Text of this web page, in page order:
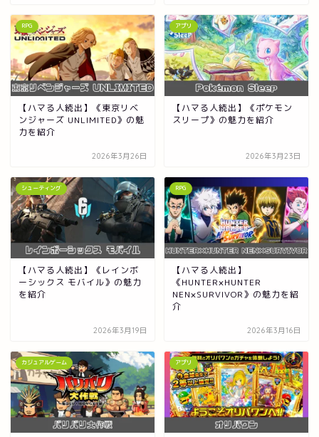
RPG
【ハマる人続出】《東京リベ
ンジャーズ UNLIMITED》の魅
力を紹介
2026年3月26日
アプリ
【ハマる人続出】《ポケモン
スリープ》の魅力を紹介
2026年3月23日
シューティング
【ハマる人続出】《レインボ
ーシックス モバイル》の魅力
を紹介
2026年3月19日
RPG
【ハマる人続出】
《HUNTER×HUNTER
NEN×SURVIVOR》の魅力を紹
介
2026年3月16日
カジュアルゲーム アプリ